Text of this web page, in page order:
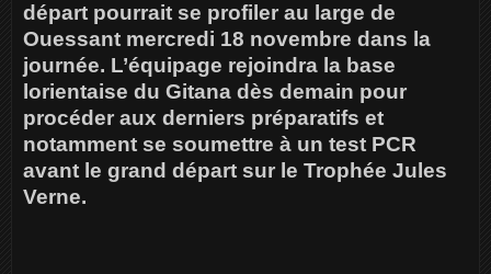
départ pourrait se profiler au large de
Ouessant mercredi 18 novembre dans la
journée. L’équipage rejoindra la base
lorientaise du Gitana dès demain pour
procéder aux derniers préparatifs et
notamment se soumettre à un test PCR
avant le grand départ sur le Trophée Jules
Verne.